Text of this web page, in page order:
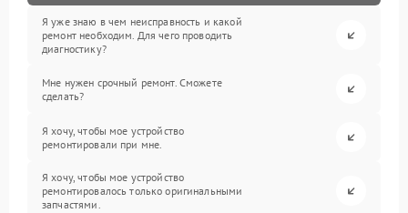
Я уже знаю в чем неисправность и какой
ремонт необходим. Для чего проводить
диагностику?
Мне нужен срочный ремонт. Сможете
сделать?
Я хочу, чтобы мое устройство
ремонтировали при мне.
Я хочу, чтобы мое устройство
ремонтировалось только оригинальными
запчастями.